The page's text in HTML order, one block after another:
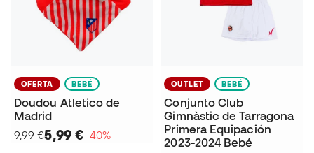
OFERTA BEBÉ
Doudou Atletico de
Madrid
9,99 €5,99 €−40%
OUTLET BEBÉ
Conjunto Club
Gimnàstic de Tarragona
Primera Equipación
2023-2024 Bebé